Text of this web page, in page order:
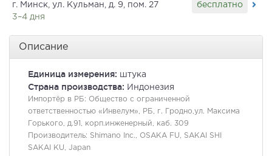
г. Минск, ул. Кульман, д. 9, пом. 27
3–4 дня
бесплатно
Описание
Единица измерения: штука
Страна производства: Индонезия
Импортёр в РБ: Общество с ограниченной
ответственностью «Инвелум», РБ, г. Гродно,ул. Максима
Горького, д.91, корп.инженерный, каб. 309
Производитель: Shimano Inc., OSAKA FU, SAKAI SHI
SAKAI KU, Japan